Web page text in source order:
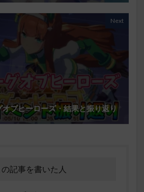
Next
オブヒーローズ・結果と振り返り
の記事を書いた人